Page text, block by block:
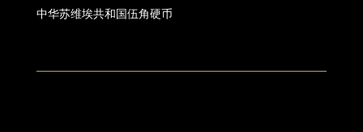
中华苏维埃共和国伍角硬币